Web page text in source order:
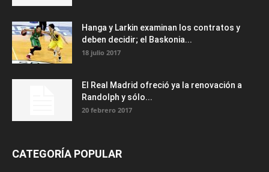
Hanga y Larkin examinan los contratos y
deben decidir; el Baskonia...
18 julio 2017
El Real Madrid ofreció ya la renovación a
Randolph y sólo...
20 febrero 2017
CATEGORÍA POPULAR